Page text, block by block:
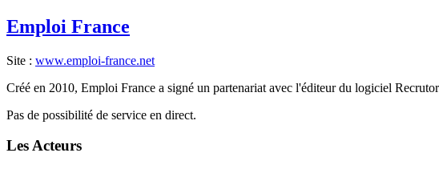
Emploi France
Site : www.emploi-france.net
Créé en 2010, Emploi France a signé un partenariat avec l'éditeur du logiciel
Pas de possibilité de service en direct.
Les Acteurs